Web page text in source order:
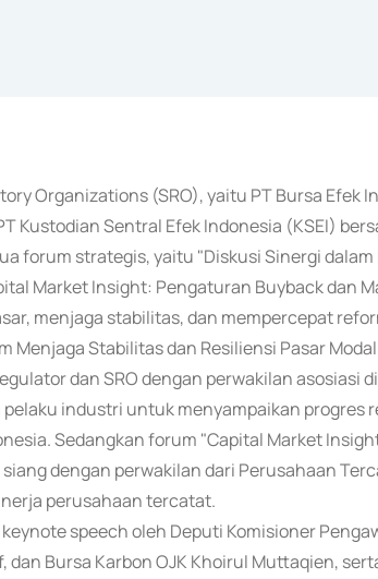
Organizations (SRO), yaitu PT Bursa Efek
Kustodian Sentral Efek Indonesia (KSEI)
forum strategis, yaitu "Diskusi Sinergi
Market Insight: Pengaturan Buyback dan
menjaga stabilitas, dan mempercepat
Menjaga Stabilitas dan Resiliensi Pasar
dan SRO dengan perwakilan asosiasi
industri untuk menyampaikan progres
Sedangkan forum "Capital Market
siang dengan perwakilan dari Perusahaan
perusahaan tercatat.
speech oleh Deputi Komisioner
dan Bursa Karbon OJK Khoirul Muttaqien,